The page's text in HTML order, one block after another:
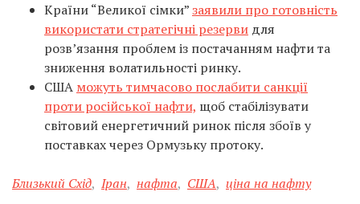
Країни “Великої сімки”заявили про готовність
використати стратегічні резерви для
розв’язання проблем із постачанням нафти та
зниження волатильності ринку.
США можуть тимчасово послабити санкції
проти російської нафти, щоб стабілізувати
світовий енергетичний ринок після збоїв у
поставках через Ормузьку протоку.
Близький Схід, Іран, нафта, США, ціна на нафту